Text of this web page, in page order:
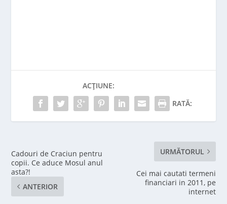
ACȚIUNE:
RATĂ:
Cadouri de Craciun pentru
copii. Ce aduce Mosul anul
asta?!
ANTERIOR
URMĂTORUL
Cei mai cautati termeni
financiari in 2011, pe
internet